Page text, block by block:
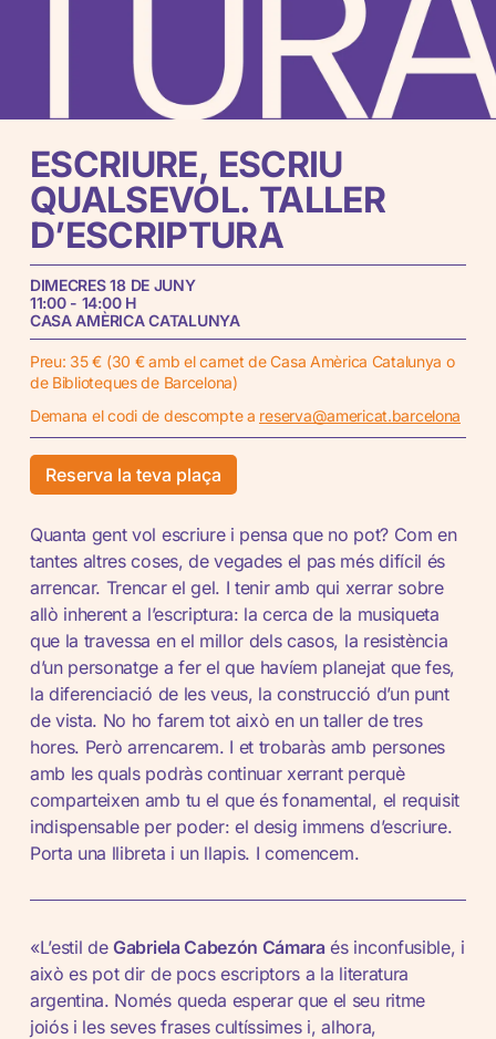
ESCRIURE, ESCRIU
QUALSEVOL. TALLER
D’ESCRIPTURA
DIMECRES 18 DE JUNY
11:00 - 14:00 H
CASA AMÈRICA CATALUNYA
Preu: 35 € (30 € amb el carnet de Casa Amèrica Catalunya o
de Biblioteques de Barcelona)
Demana el codi de descompte a reserva@americat.barcelona
Reserva la teva plaça
Quanta gent vol escriure i pensa que no pot? Com en
tantes altres coses, de vegades el pas més difícil és
arrencar. Trencar el gel. I tenir amb qui xerrar sobre
allò inherent a l’escriptura: la cerca de la musiqueta
que la travessa en el millor dels casos, la resistència
d’un personatge a fer el que havíem planejat que fes,
la diferenciació de les veus, la construcció d’un punt
de vista. No ho farem tot això en un taller de tres
hores. Però arrencarem. I et trobaràs amb persones
amb les quals podràs continuar xerrant perquè
comparteixen amb tu el que és fonamental, el requisit
indispensable per poder: el desig immens d’escriure.
Porta una llibreta i un llapis. I comencem.
«L’estil deGabriela Cabezón Cámara és inconfusible, i
això es pot dir de pocs escriptors a la literatura
argentina. Només queda esperar que el seu ritme
joiós i les seves frases cultíssimes i, alhora,